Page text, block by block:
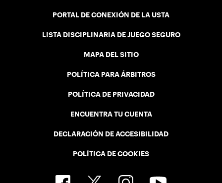
PORTAL DE CONEXIÓN DE LA USTA
LISTA DISCIPLINARIA DE JUEGO SEGURO
MAPA DEL SITIO
POLÍTICA PARA ÁRBITROS
POLÍTICA DE PRIVACIDAD
ENCUENTRA TU CUENTA
DECLARACIÓN DE ACCESIBILIDAD
POLÍTICA DE COOKIES